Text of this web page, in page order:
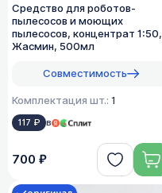
Средство для роботов-
пылесосов и моющих
пылесосов, концентрат 1:50,
Жасмин, 500мл
Совместимость
Комплектация шт.: 1
117 ₽ в
700 ₽